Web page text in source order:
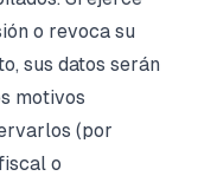
o revoca su
sus datos serán
motivos
(por
o